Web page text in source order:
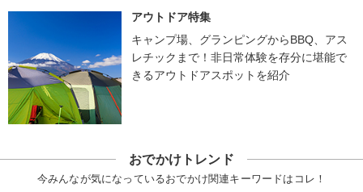
アウトドア特集
キャンプ場、グランピングからBBQ、アス
レチックまで！非日常体験を存分に堪能で
きるアウトドアスポットを紹介
おでかけトレンド
今みんなが気になっているおでかけ関連キーワードはコレ！